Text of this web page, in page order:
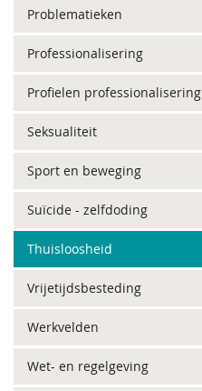
Problematieken
Professionalisering
Profielen professionalisering
Seksualiteit
Sport en beweging
Suïcide - zelfdoding
Thuisloosheid
Vrijetijdsbesteding
Werkvelden
Wet- en regelgeving